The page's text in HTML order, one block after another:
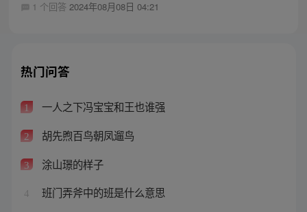
1 个回答 2024年08月08日 04:21
热门问答
1 一人之下冯宝宝和王也谁强
2 胡先煦百鸟朝凤遛鸟
3 涂山璟的样子
4 班门弄斧中的班是什么意思